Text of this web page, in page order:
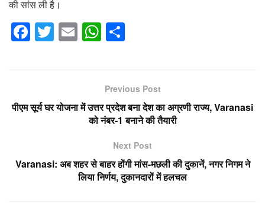
की सांस ली है।
F
a
b
k
T
wi
E
m
W
h
s
A
p
e
Previous Post
पीएम सूर्य घर योजना में उत्तर प्रदेश बना देश का अग्रणी राज्य, Varanasi
को नंबर-1 बनाने की तैयारी
Next Post
Varanasi: अब शहर से बाहर होंगी मांस-मछली की दुकानें, नगर निगम ने
लिया निर्णय, दुकानदारों में हलचल